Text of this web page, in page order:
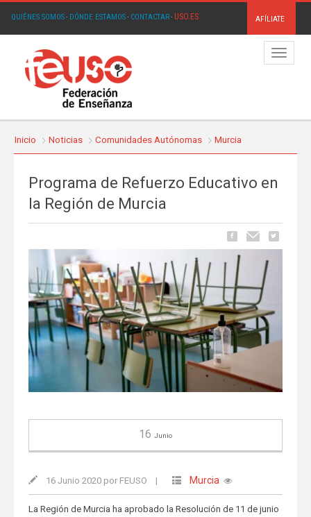
QUIÉNES SOMOS· DÓNDE ESTAMOS· CONTACTAR· USO.ES AFÍLIATE
Menú
Inicio Noticias Comunidades Autónomas Murcia
Programa de Refuerzo Educativo en
la Región de Murcia
16 Junio
16 Junio 2020 por FEUSO | Murcia
La Región de Murcia ha aprobado la Resolución de 11 de junio